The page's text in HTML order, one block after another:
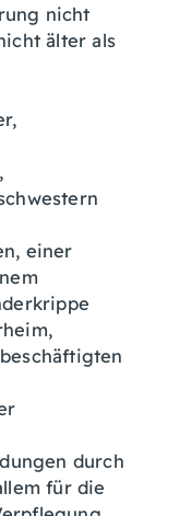
nicht
älter als
einer
durch
für die